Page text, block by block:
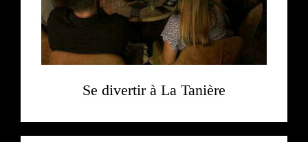
Se divertir à La Tanière